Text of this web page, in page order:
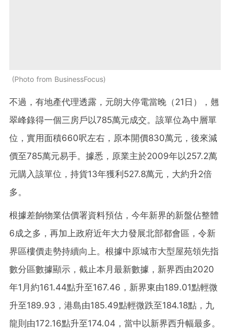
Photo from BusinessFocus
不過，有地產代理透露，元朗大停電當晚（21日），翹
翠峰錄得一個三房戶以785萬元成交。該單位為中層單
位，實用面積660呎左右，原本開價830萬元，後來減
價至785萬元易手。據悉，原業主於2009年以257.2萬
元購入該單位，持貨13年獲利527.8萬元，大約升2倍
多。
根據差餉物業估價署資料預估，今年新界的新盤佔整體
6成之多，再加上政府近年大力發展北部都會區，令新
界區樓價走勢持續向上。根據中原城市大型屋苑領先指
數分區數據顯示，截止本月最新數據，新界西由2020
年1月約161.44點升至167.46，新界東由189.01點輕微
升至189.93，港島由185.49點輕微跌至184.18點，九
龍則由172.16點升至174.04，當中以新界西升幅最多。